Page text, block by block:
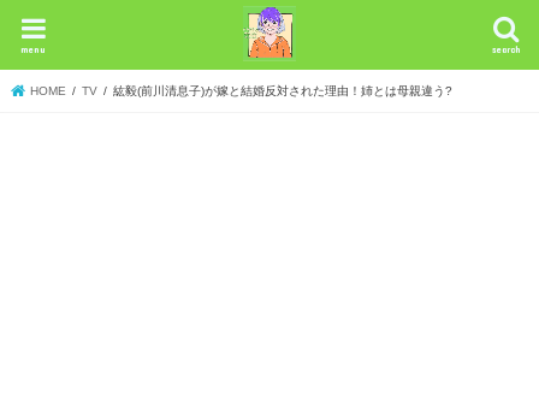
search
menu
HOME TV 紘毅(前川清息子)が嫁と結婚反対された理由！姉とは母親違う?